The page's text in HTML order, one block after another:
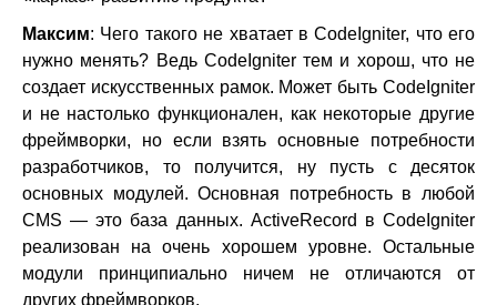
Максим: Чего такого не хватает в CodeIgniter, что его
нужно менять? Ведь CodeIgniter тем и хорош, что не
создает искусственных рамок. Может быть CodeIgniter
и не настолько функционален, как некоторые другие
фреймворки, но если взять основные потребности
разработчиков, то получится, ну пусть с десяток
основных модулей. Основная потребность в любой
CMS — это база данных. ActiveRecord в CodeIgniter
реализован на очень хорошем уровне. Остальные
модули принципиально ничем не отличаются от
других фреймворков.